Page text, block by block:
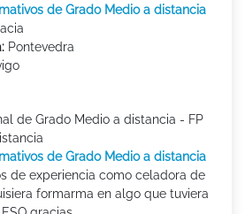
de Grado Medio a distancia
Pontevedra
de Grado Medio a distancia - FP
de Grado Medio a distancia
de experiencia como celadora de
formarma en algo que tuviera